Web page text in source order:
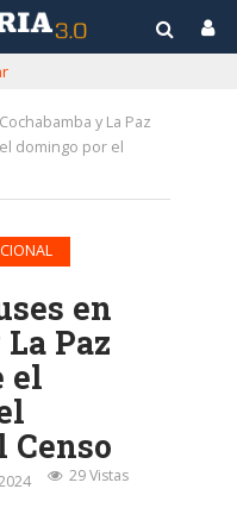
y La Paz
domingo por el
en
Paz
el
Censo
29 Vistas